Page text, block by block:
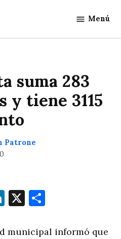
Noticias
Menú
suma 283
y tiene 3115
Patrone
LinkedIn
X
municipal informó que